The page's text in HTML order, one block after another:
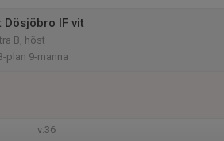
IF vit
B, höst
plan 9-manna
v.36